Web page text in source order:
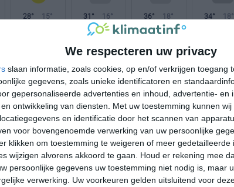
We respecteren uw privacy
slaan informatie, zoals cookies, op en/of verkrijgen toegang
gegevens, zoals unieke identificatoren en
gepersonaliseerde advertenties en inhoud, advertentie- en
ontwikkeling van diensten.
Met uw toestemming kunnen
en identificatie door het scannen van
voor bovengenoemde verwerking van uw persoonlijke
klikken om toestemming te weigeren of meer
wijzigen alvorens akkoord te gaan.
Houd er rekening mee
persoonlijke gegevens uw toestemming niet nodig is, maar
verwerking. Uw voorkeuren gelden uitsluitend voor
28° 15° 31° 16° 36° 18° 34° 18°
23:00 02:00 05:00 08:00 11:00
23:00 02:00 05:00 08:00 11:00
NO 2 NO 2 NO 2 NO 1 OZO 1